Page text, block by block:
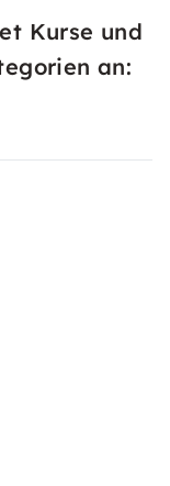
Kurse und
an: